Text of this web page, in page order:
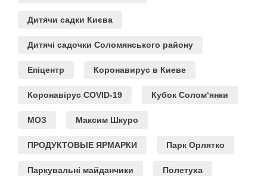
Дитячи садки Києва
Дитячі садочки Соломянського району
Епіцентр Коронавирус в Киеве
Коронавірус COVID-19 Кубок Солом‘янки
МОЗ Максим Шкуро
ПРОДУКТОВЫЕ ЯРМАРКИ Парк Орлятко
Паркувальні майданчики Полетуха